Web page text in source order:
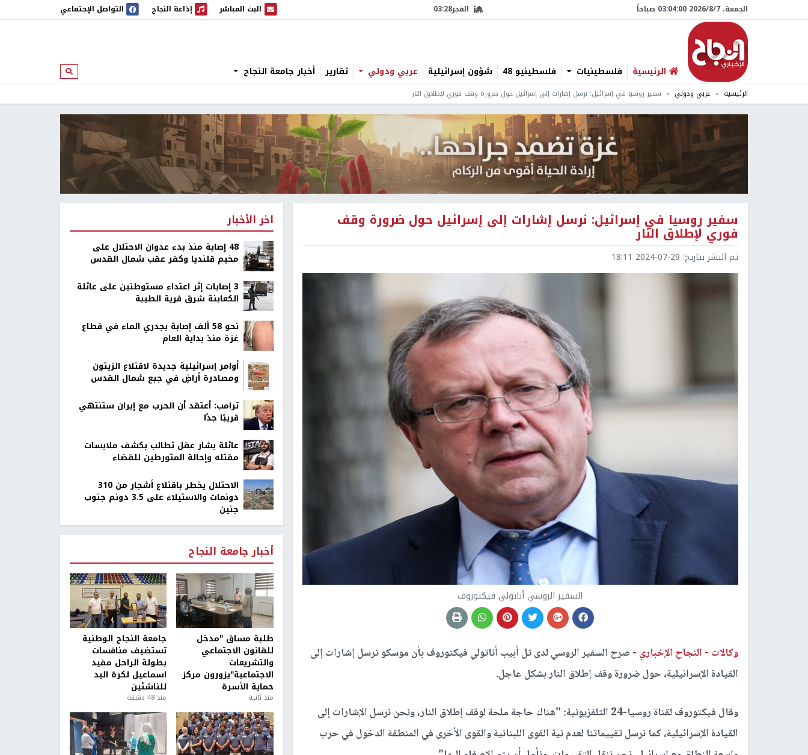
الجمعة، 7/‏8/‏2026 03:04:01 صباحاً الفجر03:28 البث المباشر
البث المباشر إذاعة النجاح
إذاعة النجاح التواصل الإجتماعي
الرئيسية فلسطينيات فلسطينيو 48 شؤون إسرائيلية عربي ودولي تقارير أخبار جامعة النجاح ابحث
الرئيسية عربي ودولي سفير روسيا في إسرائيل: نرسل إشارات إلى إسرائيل حول ضرورة وقف فوري لإطلاق النار
سفير روسيا في إسرائيل: نرسل إشارات إلى إسرائيل حول ضرورة وقف
فوري لإطلاق النار
تم النشر بتاريخ: 2024-07-29 18:11
السفير الروسي أناتولي فيكتوروف
وكالات - النجاح الإخباري - صرح السفير الروسي لدى تل أبيب أناتولي فيكتوروف بأن موسكو ترسل إشارات إلى
القيادة الإسرائيلية، حول ضرورة وقف إطلاق النار بشكل عاجل.
وقال فيكتوروف لقناة روسيا-24 التلفزيونية: "هناك حاجة ملحة لوقف إطلاق النار، ونحن نرسل الإشارات إلى
القيادة الإسرائيلية، كما نرسل تقييماتنا لعدم نية القوى اللبنانية والقوى الأخرى في المنطقة الدخول في حرب
اخر الأخبار
48 إصابة منذ بدء عدوان الاحتلال على
مخيم قلنديا وكفر عقب شمال القدس
‏3 إصابات إثر اعتداء مستوطنين على عائلة
الكعابنة شرق قرية الطيبة
نحو 58 ألف إصابة بجدري الماء في قطاع
غزة منذ بداية العام
أوامر إسرائيلية جديدة لاقتلاع الزيتون
ومصادرة أراضٍ في جبع شمال القدس
ترامب: أعتقد أن الحرب مع إيران ستنتهي
قريبًا جدًا
عائلة بشار عقل تطالب بكشف ملابسات
مقتله وإحالة المتورطين للقضاء
الاحتلال يخطر باقتلاع أشجار من 310
دونمات والاستيلاء على 3.5 دونم جنوب
جنين
أخبار جامعة النجاح
طلبة مساق "مدخل
للقانون الاجتماعي
والتشريعات
الاجتماعية"يزورون مركز
حماية الأسرة
منذ ثانية
جامعة النجاح الوطنية
تستضيف منافسات
بطولة الراحل مفيد
اسماعيل لكرة اليد
للناشئين
منذ 48 دقيقة